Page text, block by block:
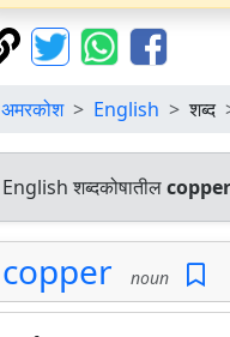
अमरकोश English शब्द
English शब्दकोषातीलcopper
copper noun